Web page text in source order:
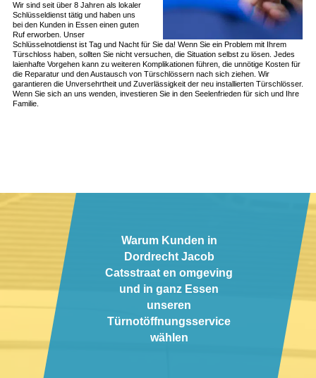
Wir sind seit über 8 Jahren als lokaler
Schlüsseldienst tätig und haben uns
bei den Kunden in Essen einen guten
Ruf erworben. Unser
Schlüsselnotdienst ist Tag und Nacht für Sie da! Wenn Sie ein Problem mit Ihrem
Türschloss haben, sollten Sie nicht versuchen, die Situation selbst zu lösen. Jedes
laienhafte Vorgehen kann zu weiteren Komplikationen führen, die unnötige Kosten für
die Reparatur und den Austausch von Türschlössern nach sich ziehen. Wir
garantieren die Unversehrtheit und Zuverlässigkeit der neu installierten Türschlösser.
Wenn Sie sich an uns wenden, investieren Sie in den Seelenfrieden für sich und Ihre
Familie.
Warum Kunden in
Dordrecht Jacob
Catsstraat en omgeving
und in ganz Essen
unseren
Türnotöffnungsservice
wählen